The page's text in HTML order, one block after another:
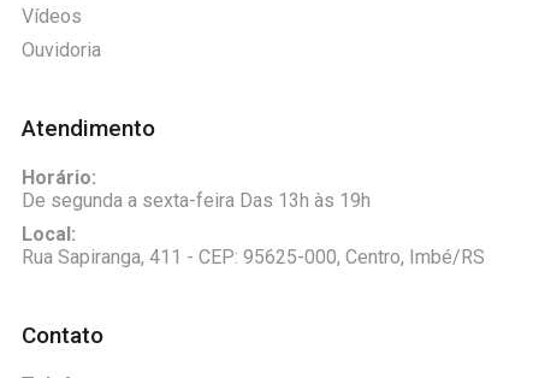
Vídeos
Ouvidoria
Atendimento
Horário:
De segunda a sexta-feira Das 13h às 19h
Local:
Rua Sapiranga, 411 - CEP: 95625-000, Centro, Imbé/RS
Contato